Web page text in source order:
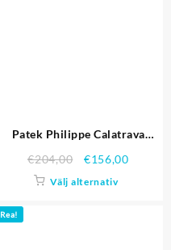
Patek Philippe Calatrava
två Tone Bracelet 1453826
Replika Klockor
€204,00 €156,00
Välj alternativ
Rea!